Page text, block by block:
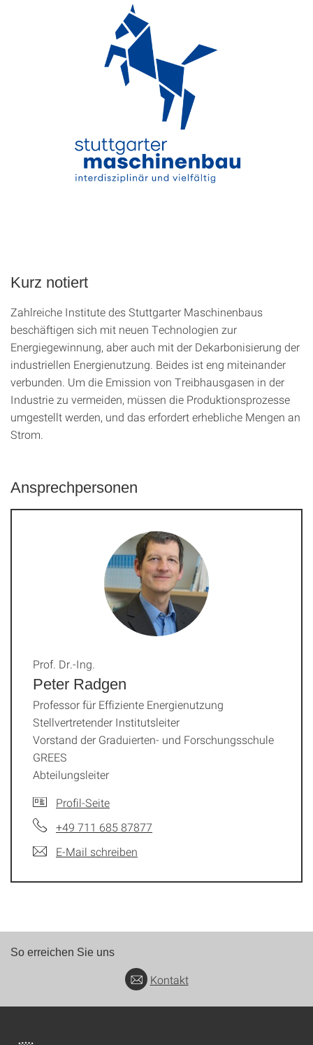
Kurz notiert
Zahlreiche Institute des Stuttgarter Maschinenbaus
beschäftigen sich mit neuen Technologien zur
Energiegewinnung, aber auch mit der Dekarbonisierung der
industriellen Energienutzung. Beides ist eng miteinander
verbunden. Um die Emission von Treibhausgasen in der
Industrie zu vermeiden, müssen die Produktionsprozesse
umgestellt werden, und das erfordert erhebliche Mengen an
Strom.
Ansprechpersonen
Peter Radgen
Prof. Dr.-Ing.
Professor für Effiziente Energienutzung
Stellvertretender Institutsleiter
Vorstand der Graduierten- und Forschungsschule
GREES
Abteilungsleiter
Profil-Seite
+49 711 685 87877
E-Mail schreiben
So erreichen Sie uns
Kontakt